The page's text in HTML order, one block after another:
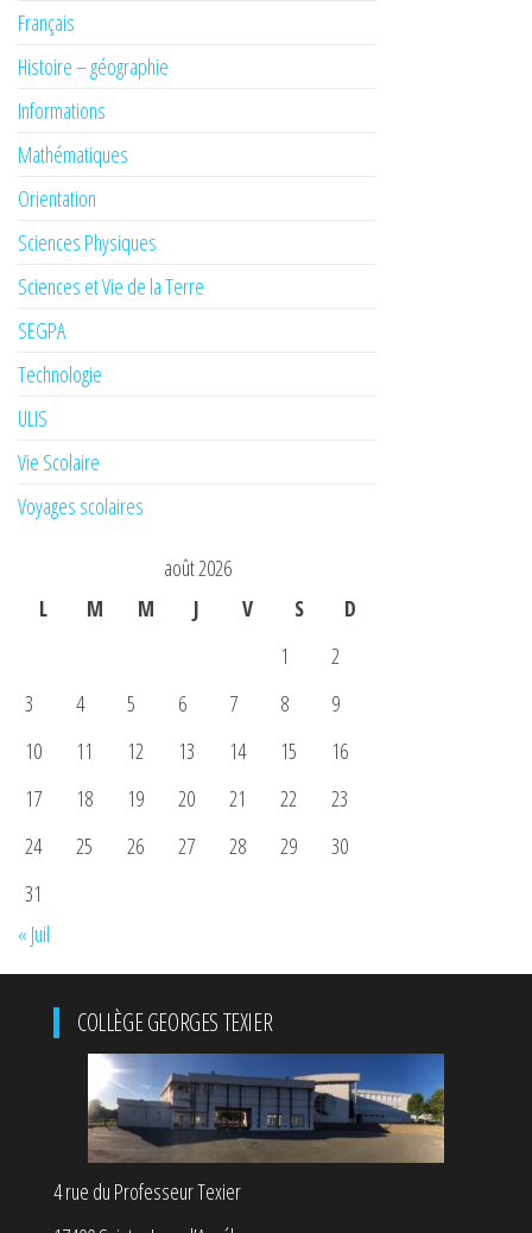
Français
Histoire – géographie
Informations
Mathématiques
Orientation
Sciences Physiques
Sciences et Vie de la Terre
SEGPA
Technologie
ULIS
Vie Scolaire
Voyages scolaires
août 2026
L
M M J V S
D
1
2
3
4 5 6 7 8
9
10
11 12 13 14 15
16
17
18 19 20 21 22
23
24
25 26 27 28 29
30
31
« Juil
COLLÈGE GEORGES TEXIER
4 rue du Professeur Texier